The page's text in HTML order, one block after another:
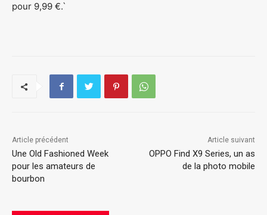
pour 9,99 €.`
Article précédent
Une Old Fashioned Week
pour les amateurs de
bourbon
Article suivant
OPPO Find X9 Series, un as
de la photo mobile